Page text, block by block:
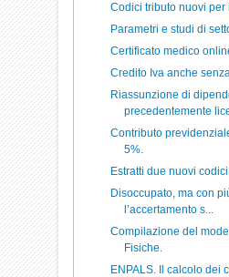
Codici tributo nuovi
Parametri e studi di
Certificato medico
Credito Iva anche
Riassunzione di
precedentemente
Contributo
5%.
Estratti due nuovi
Disoccupato, ma con
l’accertamento s...
Compilazione del
Fisiche.
ENPALS. Il calcolo dei